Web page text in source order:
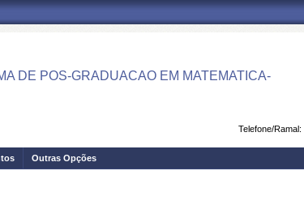
DE POS-GRADUACAO EM MATEMATICA-
Telefone/Ramal:
Outras Opções